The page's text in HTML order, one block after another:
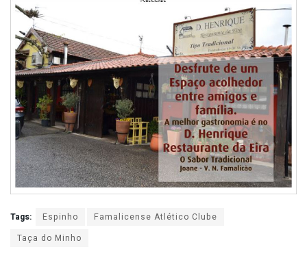
Tags: Espinho
Famalicense Atlético Clube
Taça do Minho